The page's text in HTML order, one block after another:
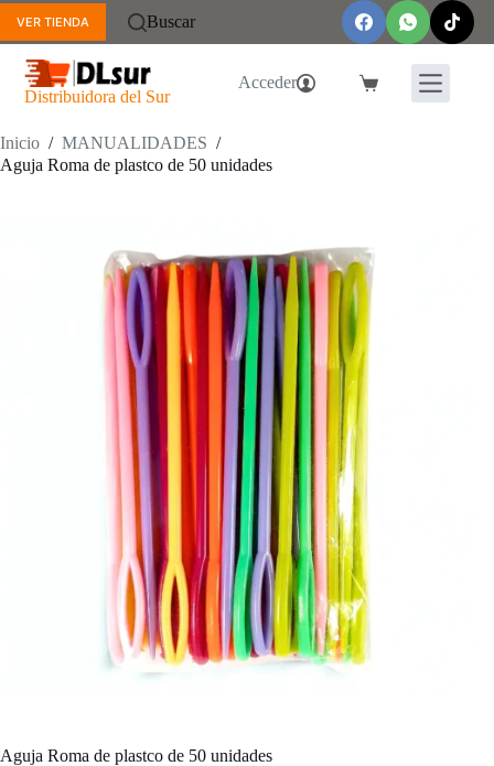
Saltar
contenido
VER TIENDA Buscar
Distribuidora del Sur
Acceder
Carro
Inicio / MANUALIDADES /
Aguja Roma de plastco de 50 unidades
Aguja Roma de plastco de 50 unidades